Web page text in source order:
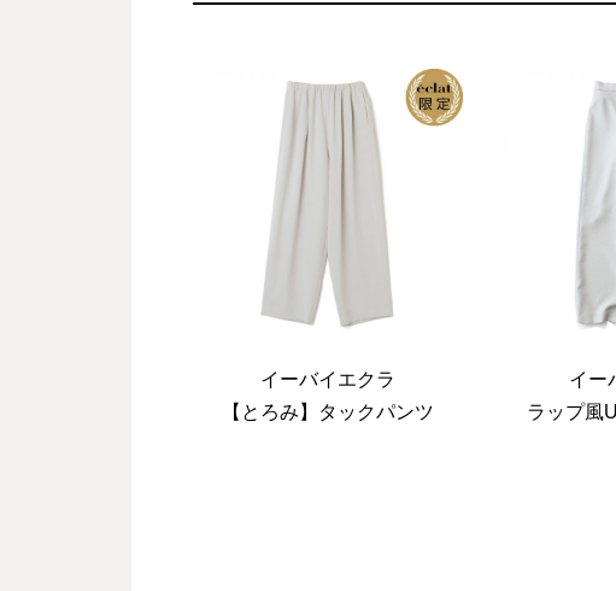
イーバイエクラ
【とろみ】タックパンツ
イー
ラップ風